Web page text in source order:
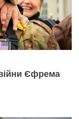
Єфрема